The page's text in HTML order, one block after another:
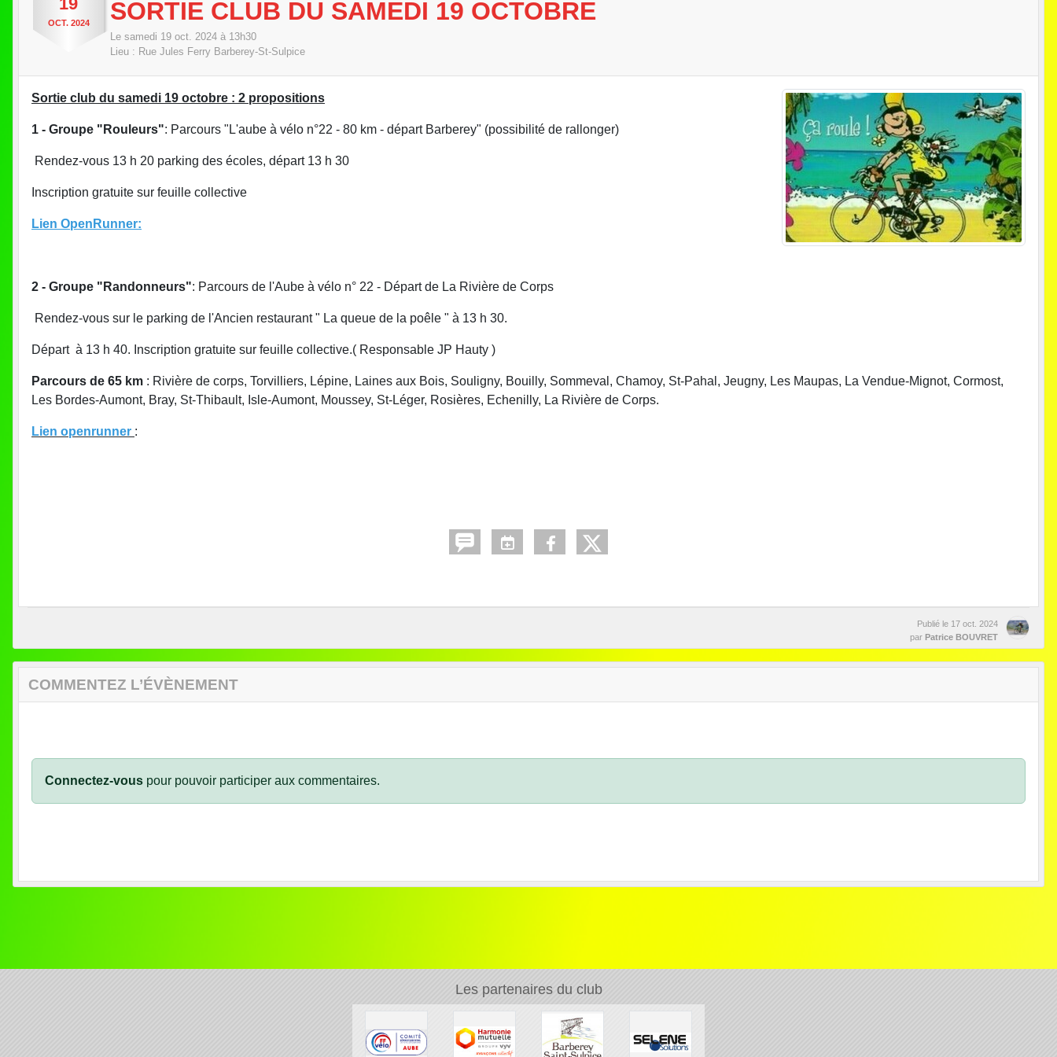
OCT. 2024 SORTIE CLUB DU SAMEDI 19 OCTOBRE
Le samedi 19 oct. 2024 à 13h30
Lieu : Rue Jules Ferry Barberey-St-Sulpice
Sortie club du samedi 19 octobre : 2 propositions
1 - Groupe "Rouleurs": Parcours "L'aube à vélo n°22 - 80 km - départ Barberey" (possibilité de rallonger)
Rendez-vous 13 h 20 parking des écoles, départ 13 h 30
Inscription gratuite sur feuille collective
Lien OpenRunner:
2 - Groupe "Randonneurs": Parcours de l'Aube à vélo n° 22 - Départ de La Rivière de Corps
Rendez-vous sur le parking de l'Ancien restaurant " La queue de la poêle " à 13 h 30.
Départ à 13 h 40. Inscription gratuite sur feuille collective.( Responsable JP Hauty )
Parcours de 65 km : Rivière de corps, Torvilliers, Lépine, Laines aux Bois, Souligny, Bouilly, Sommeval, Chamoy, St-Pahal, Jeugny, Les Maupas, La Vendue-Mignot, Cormost,
Les Bordes-Aumont, Bray, St-Thibault, Isle-Aumont, Moussey, St-Léger, Rosières, Echenilly, La Rivière de Corps.
Lien openrunner :
Publié le 17 oct. 2024
par Patrice BOUVRET
COMMENTEZ L’ÉVÈNEMENT
Connectez-vous pour pouvoir participer aux commentaires.
Les partenaires du club